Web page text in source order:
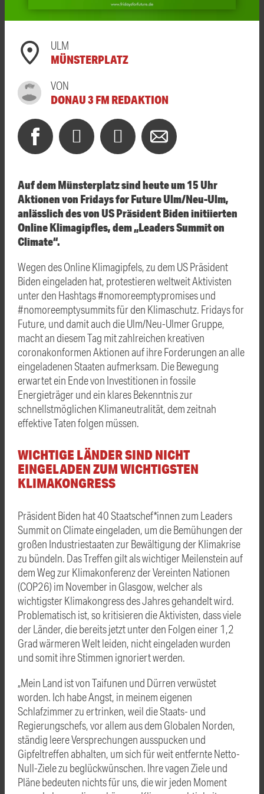
ULM
MÜNSTERPLATZ
VON
DONAU 3 FM REDAKTION
Auf dem Münsterplatz sind heute um 15 Uhr
Aktionen von Fridays for Future Ulm/Neu-Ulm,
anlässlich des von US Präsident Biden initiierten
Online Klimagipfles, dem „Leaders Summit on
Climate“.
Wegen des Online Klimagipfels, zu dem US Präsident
Biden eingeladen hat, protestieren weltweit Aktivisten
unter den Hashtags #nomoreemptypromises und
#nomoreemptysummits für den Klimaschutz. Fridays for
Future, und damit auch die Ulm/Neu-Ulmer Gruppe,
macht an diesem Tag mit zahlreichen kreativen
coronakonformen Aktionen auf ihre Forderungen an alle
eingeladenen Staaten aufmerksam. Die Bewegung
erwartet ein Ende von Investitionen in fossile
Energieträger und ein klares Bekenntnis zur
schnellstmöglichen Klimaneutralität, dem zeitnah
effektive Taten folgen müssen.
WICHTIGE LÄNDER SIND NICHT
EINGELADEN ZUM WICHTIGSTEN
KLIMAKONGRESS
Präsident Biden hat 40 Staatschef*innen zum Leaders
Summit on Climate eingeladen, um die Bemühungen der
großen Industriestaaten zur Bewältigung der Klimakrise
zu bündeln. Das Treffen gilt als wichtiger Meilenstein auf
dem Weg zur Klimakonferenz der Vereinten Nationen
(COP26) im November in Glasgow, welcher als
wichtigster Klimakongress des Jahres gehandelt wird.
Problematisch ist, so kritisieren die Aktivisten, dass viele
der Länder, die bereits jetzt unter den Folgen einer 1,2
Grad wärmeren Welt leiden, nicht eingeladen wurden
und somit ihre Stimmen ignoriert werden.
„Mein Land ist von Taifunen und Dürren verwüstet
worden. Ich habe Angst, in meinem eigenen
Schlafzimmer zu ertrinken, weil die Staats- und
Regierungschefs, vor allem aus dem Globalen Norden,
ständig leere Versprechungen ausspucken und
Gipfeltreffen abhalten, um sich für weit entfernte Netto-
Null-Ziele zu beglückwünschen. Ihre vagen Ziele und
Pläne bedeuten nichts für uns, die wir jeden Moment